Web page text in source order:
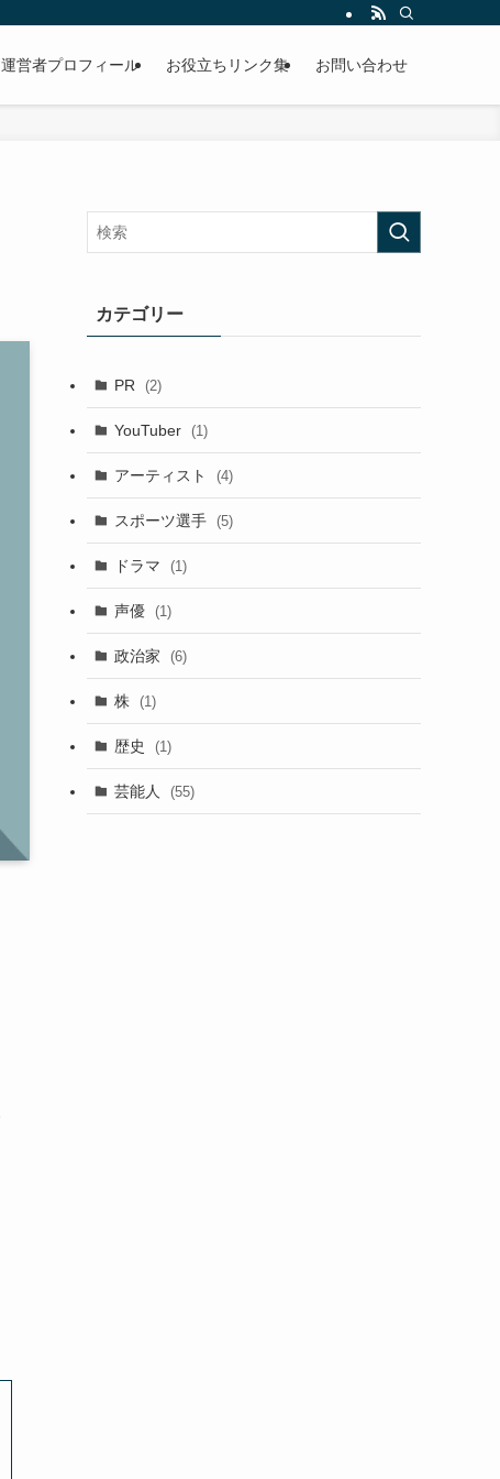
運営者プロフィール お役立ちリンク集 お問い合わせ
カテゴリー
PR (2)
YouTuber (1)
アーティスト (4)
スポーツ選手 (5)
ドラマ (1)
声優 (1)
政治家 (6)
株 (1)
歴史 (1)
芸能人 (55)